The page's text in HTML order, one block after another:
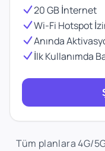
20 GB İnternet
Wi-Fi Hotspot
Anında
İlk Kullanımda
Tüm planlara 4G/